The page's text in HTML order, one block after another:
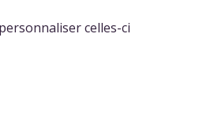
celles-ci